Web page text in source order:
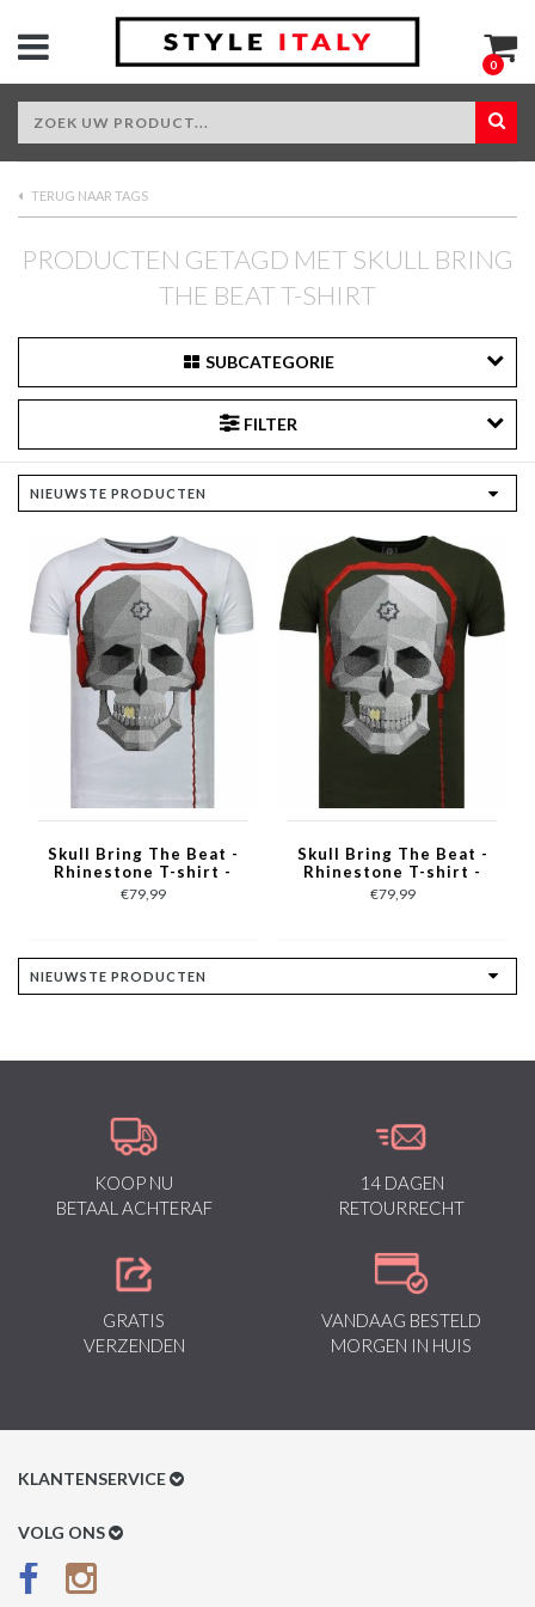
0
TERUG NAAR TAGS
PRODUCTEN GETAGD MET SKULL BRING
THE BEAT T-SHIRT
SUBCATEGORIE
FILTER
Skull Bring The Beat -
Rhinestone T-shirt -
Wit
€79,99
Skull Bring The Beat -
Rhinestone T-shirt -
Groen
€79,99
KOOP NU
BETAAL ACHTERAF
14 DAGEN
RETOURRECHT
GRATIS
VERZENDEN
VANDAAG BESTELD
MORGEN IN HUIS
KLANTENSERVICE
Klantenservice
Betaalmethoden
VOLG ONS